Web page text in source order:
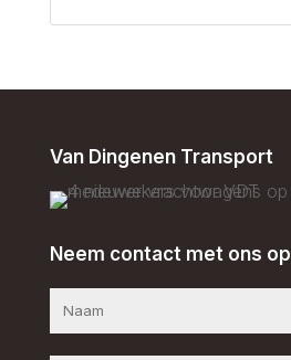
Van Dingenen Transport
Neem contact met ons op